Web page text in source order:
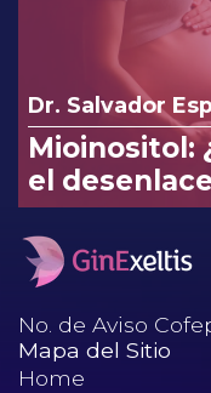
Dr. Salvador
Mioinositol:
el
No. de Aviso
Mapa del Sitio
Home